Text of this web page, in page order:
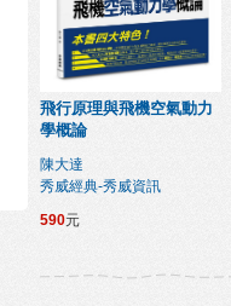
飛行原理與飛機空氣動力
學概論
陳大達
秀威經典-秀威資訊
590元